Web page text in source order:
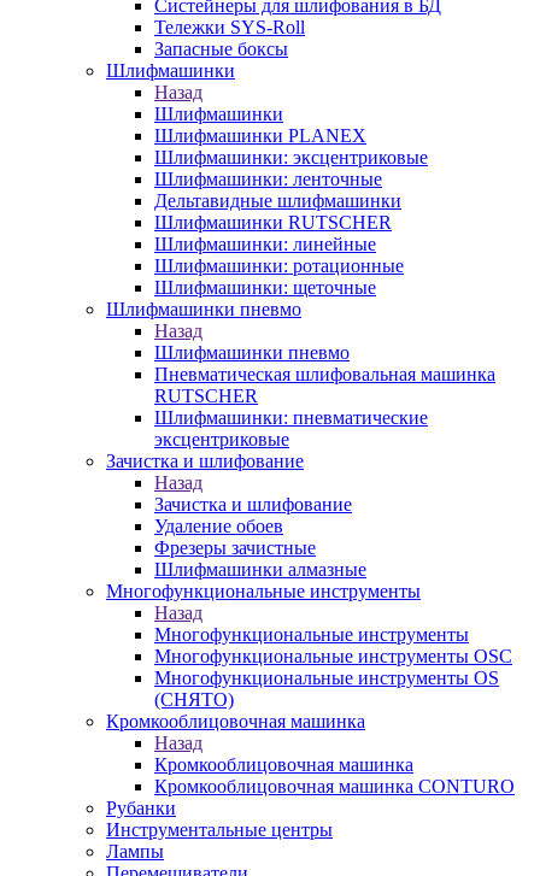
Систейнеры для шлифования в БД
Тележки SYS-Roll
Запасные боксы
Шлифмашинки
Назад
Шлифмашинки
Шлифмашинки PLANEX
Шлифмашинки: эксцентриковые
Шлифмашинки: ленточные
Дельтавидные шлифмашинки
Шлифмашинки RUTSCHER
Шлифмашинки: линейные
Шлифмашинки: ротационные
Шлифмашинки: щеточные
Шлифмашинки пневмо
Назад
Шлифмашинки пневмо
Пневматическая шлифовальная машинка
RUTSCHER
Шлифмашинки: пневматические
эксцентриковые
Зачистка и шлифование
Назад
Зачистка и шлифование
Удаление обоев
Фрезеры зачистные
Шлифмашинки алмазные
Многофункциональные инструменты
Назад
Многофункциональные инструменты
Многофункциональные инструменты OSC
Многофункциональные инструменты OS
(СНЯТО)
Кромкооблицовочная машинка
Назад
Кромкооблицовочная машинка
Кромкооблицовочная машинка CONTURO
Рубанки
Инструментальные центры
Лампы